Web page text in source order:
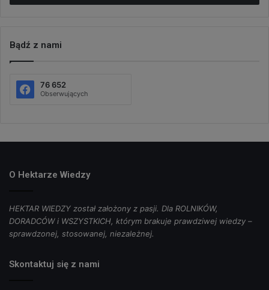
Bądź z nami
76 652
Obserwujących
O Hektarze Wiedzy
HEKTAR WIEDZY został założony z pasji. Dla ROLNIKÓW,
DORADCÓW i WSZYSTKICH, którym brakuje prawdziwej wiedzy –
sprawdzonej, stosowanej, niezależnej.
Skontaktuj się z nami